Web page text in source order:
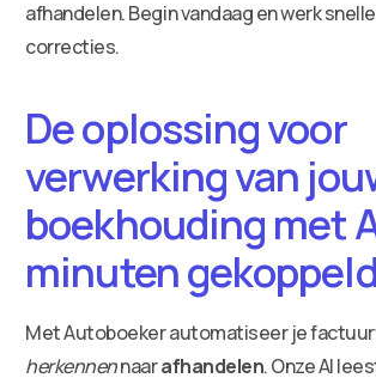
afhandelen. Begin vandaag en werk
correcties.
De oplossing voor
verwerking van
boekhouding met
minuten
Met Autoboeker automatiseer je
herkennennaarafhandelen. Onze AI